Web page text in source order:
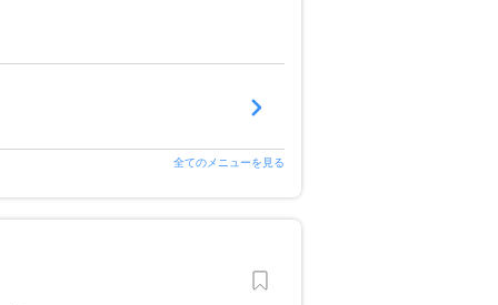
全てのメニューを見る